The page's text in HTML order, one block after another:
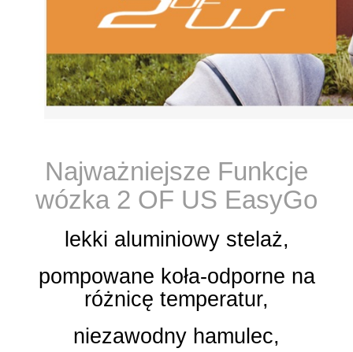
Najważniejsze Funkcje
wózka 2 OF US EasyGo
lekki aluminiowy stelaż,
pompowane koła-odporne na
różnicę temperatur,
niezawodny hamulec,